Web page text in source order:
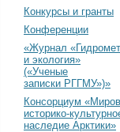
Конкурсы и гранты
Конференции
«Журнал
и экология»
(«Ученые
записки РГГМУ»)»
Консорциум
историко-
наследие Арктики»